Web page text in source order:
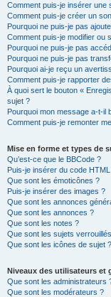
Comment puis-je insérer une
Comment puis-je créer un
Pourquoi ne puis-je pas
Comment puis-je modifier ou
Pourquoi ne puis-je pas
Pourquoi ne puis-je pas
Pourquoi ai-je reçu un
Comment puis-je rapporter
À quoi sert le bouton «
sujet ?
Pourquoi mon message a-t-il
Comment puis-je remonter
Mise en forme et types de
Qu’est-ce que le BBCode ?
Puis-je insérer du code
Que sont les émoticônes ?
Puis-je insérer des images ?
Que sont les annonces
Que sont les annonces ?
Que sont les notes ?
Que sont les sujets
Que sont les icônes de sujet ?
Niveaux des utilisateurs et
Que sont les administrateurs
Que sont les modérateurs ?